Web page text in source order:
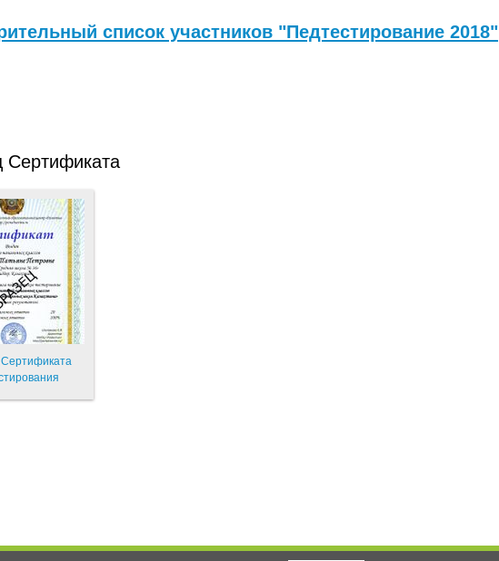
список участников "Педтестирование 2018"
Сертификата